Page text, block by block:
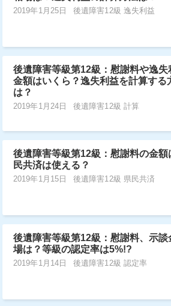
2019年1月25日 後遺障害12級 逸失利益
後遺障害等級第12級：慰謝料や逸失
金額はいくら？逸失利益を計算する
は？
2019年1月24日
後遺障害12級 計算
後遺障害等級第12級：慰謝料の金額
民共済は使える？
2019年1月15日 後遺障害12級 県民共済
後遺障害等級第12級：慰謝料、示談
場は？等級の認定率は5%!?
2019年1月14日 後遺障害12級 認定率